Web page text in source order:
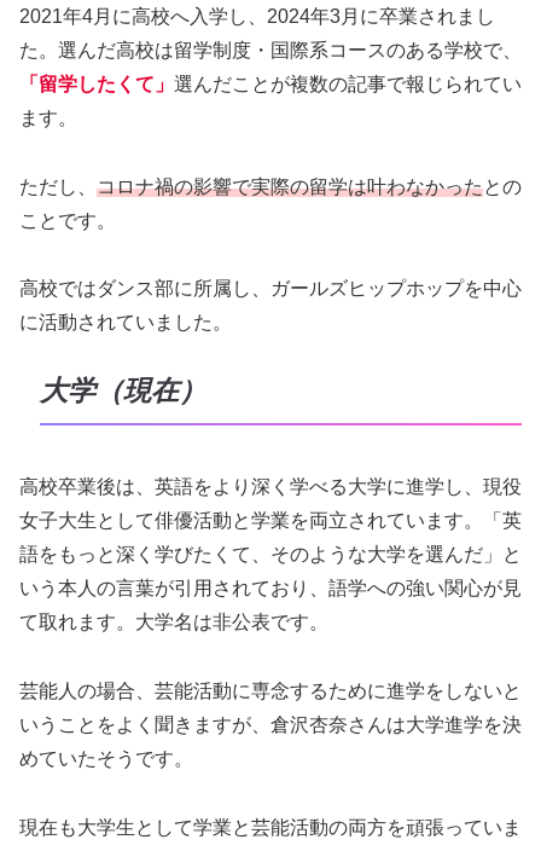
2021年4月に高校へ入学し、2024年3月に卒業されまし
た。選んだ高校は留学制度・国際系コースのある学校で、
「留学したくて」 選んだことが複数の記事で報じられてい
ます。
ただし、 コロナ禍の影響で実際の留学は叶わなかったとの
ことです。
高校ではダンス部に所属し、ガールズヒップホップを中心
に活動されていました。
大学（現在）
高校卒業後は、英語をより深く学べる大学に進学し、現役
女子大生として俳優活動と学業を両立されています。「英
語をもっと深く学びたくて、そのような大学を選んだ」と
いう本人の言葉が引用されており、語学への強い関心が見
て取れます。大学名は非公表です。
芸能人の場合、芸能活動に専念するために進学をしないと
いうことをよく聞きますが、倉沢杏奈さんは大学進学を決
めていたそうです。
現在も大学生として学業と芸能活動の両方を頑張っていま